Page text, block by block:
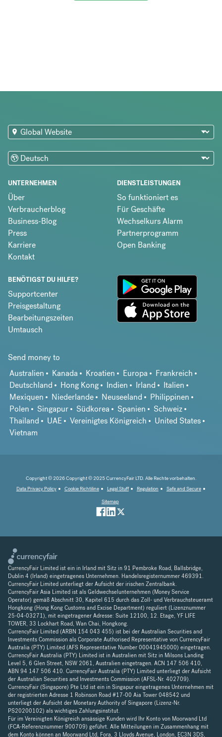
UNTERNEHMEN
Über
Verbraucherblog
Business-Blog
Press
Karriere
Kontakt
DIENSTLEISTUNGEN
So funktioniert es
Für Geschäfte
Wechselkurs Alarm
Partnerprogramm
Open Banking
BENÖTIGST DU HILFE?
Supportcenter
Preisgestaltung
Bearbeitungszeiten
Umtausch
Send money to
Australien
Kanada Kroatien Europa
Frankreich
Deutschland
Hong Kong Indien Irland
Italien
Mexiquen
Niederlande Neuseeland
Philippinen
Polen
Singapur Südkorea Spanien
Schweiz
Thailand
UAE Vereinigtes Königreich
United States
Vietnam
Copyright © 2026 Copyright © 2025 CurrencyFair LTD. Alle Rechte vorbehalten.
Data Privacy Policy
Cookie Richtiline Legal Stuff Regulation
Safe and Secure
Sitemap
CurrencyFair Limited ist ein in Irland mit Sitz in 91 Pembroke Road, Ballsbridge,
Dublin 4 (Irland) eingetragenes Unternehmen. Handelsregisternummer 469391.
CurrencyFair Limited unterliegt der Aufsicht der irischen Zentralbank.
CurrencyFair Asia Limited ist als Geldwechselunternehmen (Money Service
Operator) gemäß Abschnitt 30, Kapitel 615 durch das Zoll- und Verbrauchsteueramt
Hongkong (Hong Kong Customs and Excise Department) reguliert (Lizenznummer
25-04-03271), mit eingetragener Adresse: Suite 12100, 12. Etage, YF LIFE
TOWER, 33 Lockhart Road, Wan Chai, Hongkong.
CurrencyFair Limited (ARBN 154 043 455) ist bei der Australian Securities and
Investments Commission als Corporate Authorised Representative von CurrencyFair
Australia (PTY) Limited (AFS Representative Number 00041945000) eingetragen.
CurrencyFair Australia (PTY) Limited ist in Australien mit Sitz in Milsons Landing
Level 5, 6 Glen Street, NSW 2061, Australien eingetragen. ACN 147 506 410,
ABN 94 147 506 410. CurrencyFair Australia (PTY) Limited unterliegt der Aufsicht
der Australian Securities and Investments Commission (AFSL-Nr. 402709).
CurrencyFair (Singapore) Pte Ltd ist ein in Singapur eingetragenes Unternehmen mit
der registrierten Adresse 1 Robinson Road #17-00 Aia Tower 048542 und
unterliegt der Aufsicht der Monetary Authority of Singapore (Lizenz-Nr.
PS20200102) als wichtiges Zahlungsinstitut.
Für im Vereinigten Königreich ansässige Kunden wird Ihr Konto von Moorwand Ltd
(FCA-Referenznummer 900709) geführt. Alle Mitteilungen im Zusammenhang mit
dem Konto können an Moorwand Ltd, Fora, 3 Lloyds Avenue, London, EC3N 3DS,